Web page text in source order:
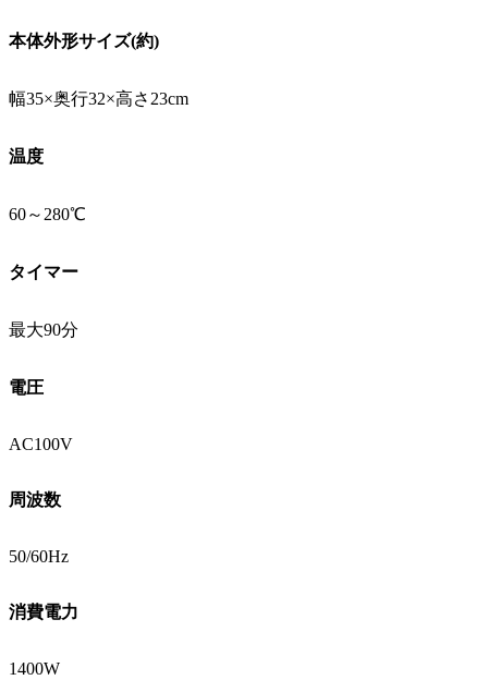
本体外形サイズ(約)
幅35×奥行32×高さ23cm
温度
60～280℃
タイマー
最大90分
電圧
AC100V
周波数
50/60Hz
消費電力
1400W